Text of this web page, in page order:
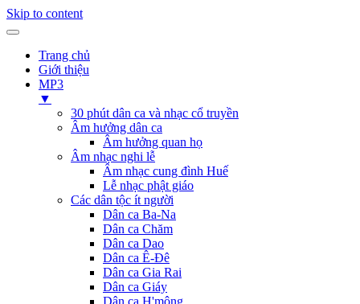
Skip to content
Trang chủ
Giới thiệu
MP3
▼
30 phút dân ca và nhạc cổ truyền
Âm hưởng dân ca
Âm hưởng quan họ
Âm nhạc nghi lễ
Âm nhạc cung đình Huế
Lễ nhạc phật giáo
Các dân tộc ít người
Dân ca Ba-Na
Dân ca Chăm
Dân ca Dao
Dân ca Ê-Đê
Dân ca Gia Rai
Dân ca Giáy
Dân ca H'mông